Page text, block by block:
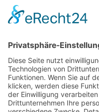
Alle Bilder - Fanz